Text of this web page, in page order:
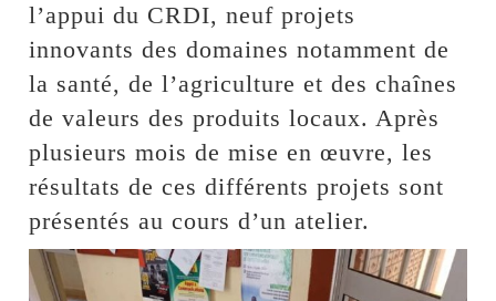
l’appui du CRDI, neuf projets
innovants des domaines notamment de
la santé, de l’agriculture et des chaînes
de valeurs des produits locaux. Après
plusieurs mois de mise en œuvre, les
résultats de ces différents projets sont
présentés au cours d’un atelier.